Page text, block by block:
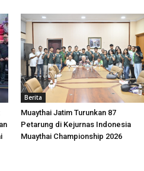
Berita
Muaythai Jatim Turunkan 87
Petarung di Kejurnas Indonesia
Muaythai Championship 2026